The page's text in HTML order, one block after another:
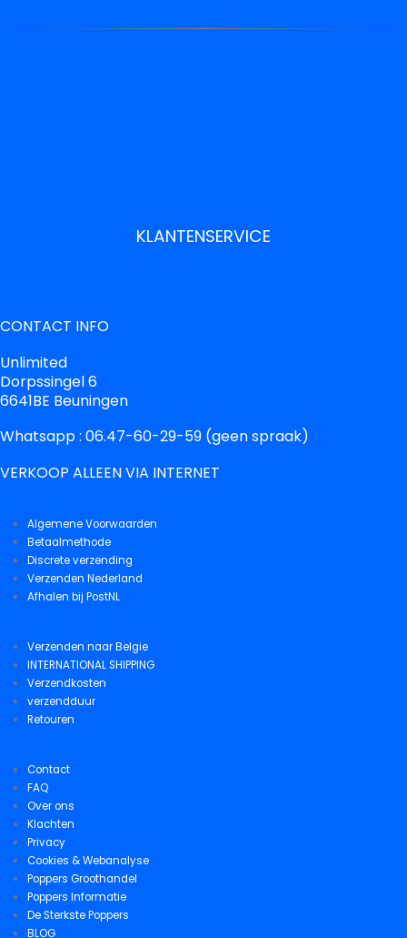
KLANTENSERVICE
CONTACT INFO
Unlimited
Dorpssingel 6
6641BE Beuningen
Whatsapp : 06.47-60-29-59 (geen spraak)
VERKOOP ALLEEN VIA INTERNET
Algemene Voorwaarden
Betaalmethode
Discrete verzending
Verzenden Nederland
Afhalen bij PostNL
Verzenden naar Belgie
INTERNATIONAL SHIPPING
Verzendkosten
verzendduur
Retouren
Contact
FAQ
Over ons
Klachten
Privacy
Cookies & Webanalyse
Poppers Groothandel
Poppers Informatie
De Sterkste Poppers
BLOG